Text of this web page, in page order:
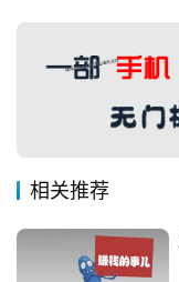
相关推荐